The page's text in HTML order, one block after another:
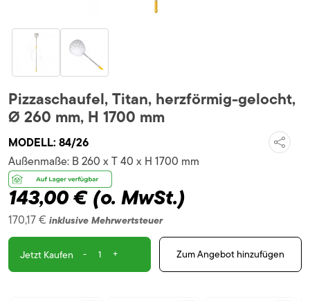
Pizzaschaufel, Titan, herzförmig-gelocht,
Ø 260 mm, H 1700 mm
MODELL: 84/26
Außenmaße: B 260 x T 40 x H 1700 mm
143,00 €(o. MwSt.)
170,17 € inklusive Mehrwertsteuer
Jetzt Kaufen - + Zum Angebot hinzufügen